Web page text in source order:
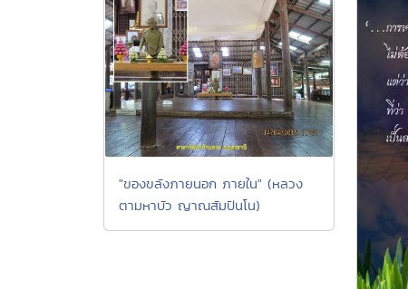
"ของขลังภายนอก ภายใน" (หลวง
ตามหาบัว ญาณสัมปันโน)